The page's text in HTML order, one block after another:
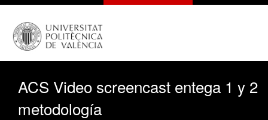
ACS Video screencast entega 1 y 2
metodología